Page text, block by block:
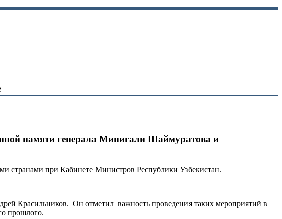
памяти генерала Минигали Шаймуратова и
странами при Кабинете Министров Республики Узбекистан.
Красильников. Он отметил важность проведения таких мероприятий в
прошлого.